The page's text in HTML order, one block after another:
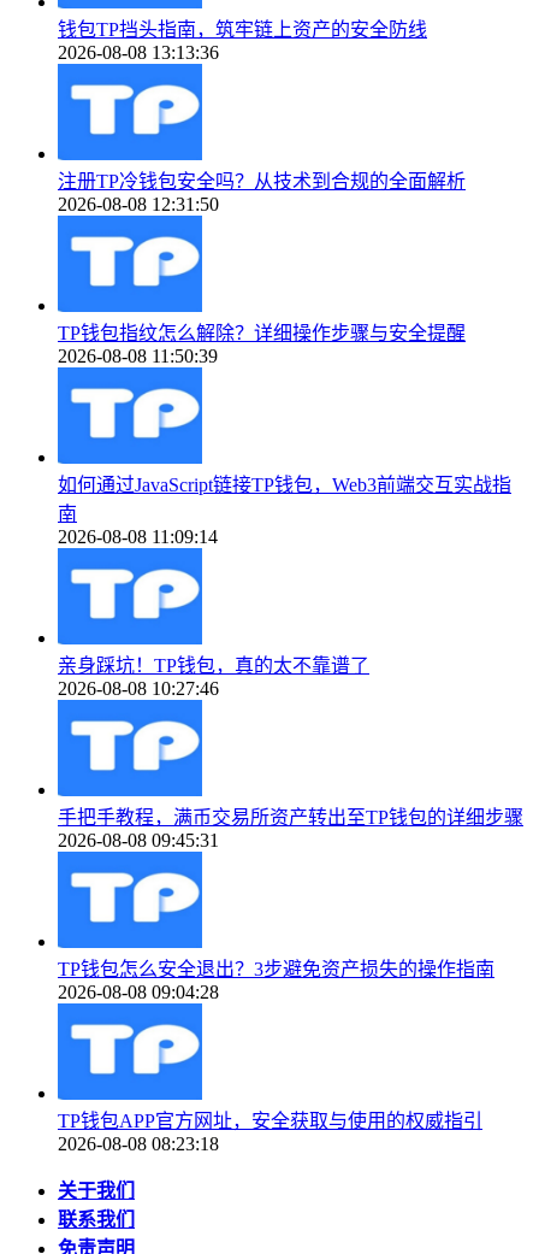
钱包TP挡头指南，筑牢链上资产的安全防线
2026-08-08 13:13:36
注册TP冷钱包安全吗？从技术到合规的全面解析
2026-08-08 12:31:50
TP钱包指纹怎么解除？详细操作步骤与安全提醒
2026-08-08 11:50:39
如何通过JavaScript链接TP钱包，Web3前端交互实战指
南
2026-08-08 11:09:14
亲身踩坑！TP钱包，真的太不靠谱了
2026-08-08 10:27:46
手把手教程，满币交易所资产转出至TP钱包的详细步骤
2026-08-08 09:45:31
TP钱包怎么安全退出？3步避免资产损失的操作指南
2026-08-08 09:04:28
TP钱包APP官方网址，安全获取与使用的权威指引
2026-08-08 08:23:18
关于我们
联系我们
免责声明